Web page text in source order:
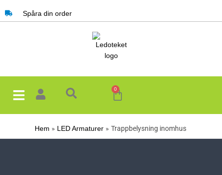
till
Spåra din order
0
Varukorg
Hem LED Armaturer Trappbelysning inomhus